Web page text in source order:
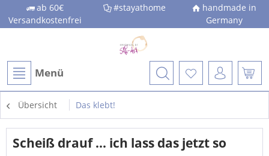
ab 60€
Versandkostenfrei
#stayathome
handmade in
Germany
Menü
Übersicht Das klebt!
Scheiß drauf ... ich lass das jetzt so